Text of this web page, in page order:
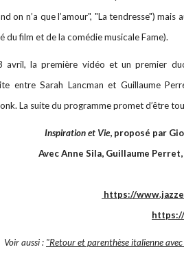
on n’a que l’amour", "La tendresse")
du film et de la comédie musicale Fame).
avril, la première vidéo et un premier
entre Sarah Lancman et Guillaume
La suite du programme promet d’être
Inspiration et Vie, proposé par
Avec Anne Sila, Guillaume
https://
Voir aussi : "Retour et parenthèse italienne